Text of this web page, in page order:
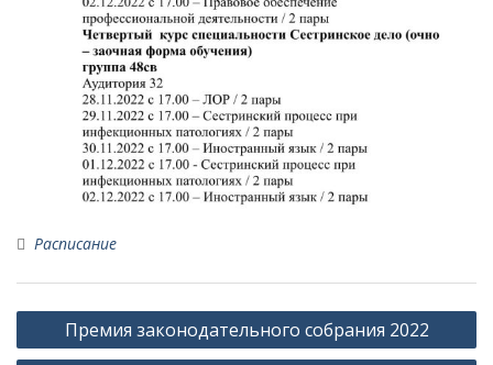
Расписание
Навигация
по
Премия законодательного собрания 2022